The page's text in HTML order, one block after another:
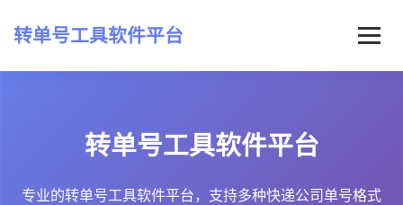
转单号工具软件平台
常见问题
最新资讯
转单号工具软件平台
专业的转单号工具软件平台，支持多种快递公司单号格式